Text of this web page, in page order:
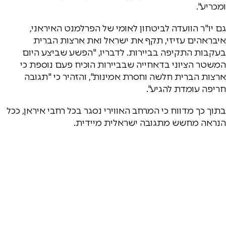
ומכריע".
גם יו"ר הוועדה לביטחון לאומי של הפרלמנט האיראני,
איבראהים עזיזי, תקף את ישראל ואת ארצות הברית
בעקבות התקיפה בביירות. לדבריו, "הפשע שביצע היום
המשטר הציוני בדאחייה שבביירות הוכיח פעם נוספת כי
ארצות הברית חלשה וחסרת אמינות", והזהיר כי "תגובה
חריפה עומדת להגיע".
בתוך כך מדווח כי המרחב האווירי נסגר בכל רחבי איראן, ככל
הנראה מחשש מתגובה ישראלית מיידית.